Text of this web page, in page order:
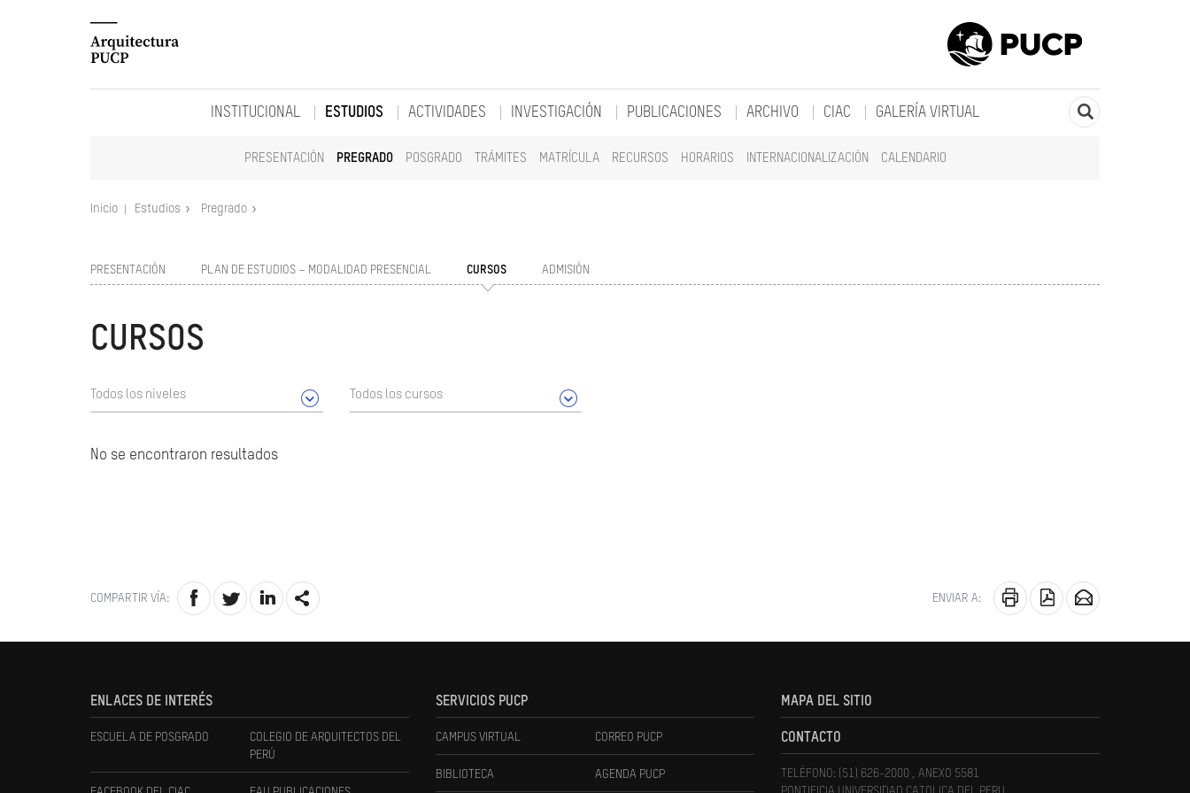
INSTITUCIONAL ESTUDIOS
PRESENTACIÓN PREGRADO POSGRADO TRÁMITES MATRÍCULA RECURSOS HORARIOS INTERNACIONALIZACIÓN CALENDARIO
ACTIVIDADES INVESTIGACIÓN PUBLICACIONES ARCHIVO CIAC GALERÍA VIRTUAL
Inicio Estudios Pregrado
PRESENTACIÓN PLAN DE ESTUDIOS – MODALIDAD PRESENCIAL CURSOS ADMISIÓN
CURSOS
Todos los niveles Todos los cursos
No se encontraron resultados
COMPARTIR VÍA: ENVIAR A:
ENLACES DE INTERÉS
ESCUELA DE POSGRADO
COLEGIO DE ARQUITECTOS DEL
PERÚ
SERVICIOS PUCP
CAMPUS VIRTUAL CORREO PUCP
BIBLIOTECA AGENDA PUCP
MAPA DEL SITIO
CONTACTO
TELÉFONO: (51) 626-2000 , ANEXO 5581